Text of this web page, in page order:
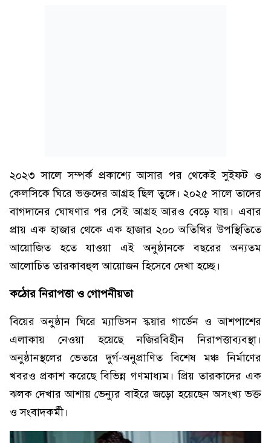
২০২৩ সালে সম্পর্ক প্রকাশ্যে আসার পর থেকেই সুইফট ও
কেলসিকে ঘিরে ভক্তদের আগ্রহ ছিল তুঙ্গে। ২০২৫ সালে তাদের
বাগদানের ঘোষণার পর সেই আগ্রহ আরও বেড়ে যায়। এবার
প্রায় এক হাজার থেকে এক হাজার ২০০ অতিথির উপস্থিতিতে
আয়োজিত হতে যাওয়া এই অনুষ্ঠানকে বছরের অন্যতম
আলোচিত তারকাবহুল আয়োজন হিসেবে দেখা হচ্ছে।
কঠোর নিরাপত্তা ও গোপনীয়তা
বিয়ের অনুষ্ঠান ঘিরে ম্যাডিসন স্কয়ার গার্ডেন ও আশপাশের
এলাকায় নেওয়া হয়েছে নজিরবিহীন নিরাপত্তাব্যবস্থা।
অনুষ্ঠানস্থলের ভেতরে দুর্গ-অনুপ্রাণিত বিশেষ মঞ্চ নির্মাণের
খবরও প্রকাশ করেছে বিভিন্ন গণমাধ্যম। প্রিয় তারকাদের এক
ঝলক দেখার আশায় ভেন্যুর বাইরে জড়ো হয়েছেন অসংখ্য ভক্ত
ও সংবাদকর্মী।